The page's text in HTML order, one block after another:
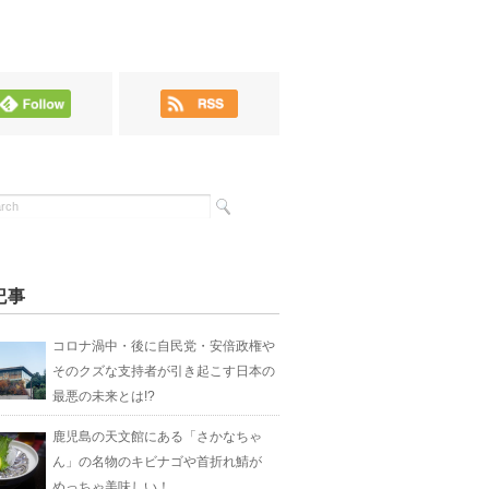
事
コロナ渦中・後に自民党・安倍政権や
そのクズな支持者が引き起こす日本の
最悪の未来とは!?
鹿児島の天文館にある「さかなちゃ
ん」の名物のキビナゴや首折れ鯖が